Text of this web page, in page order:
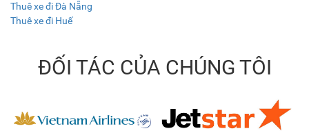
Thuê xe đi Đà Nẵng
Thuê xe đi Huế
ĐỐI TÁC CỦA CHÚNG TÔI